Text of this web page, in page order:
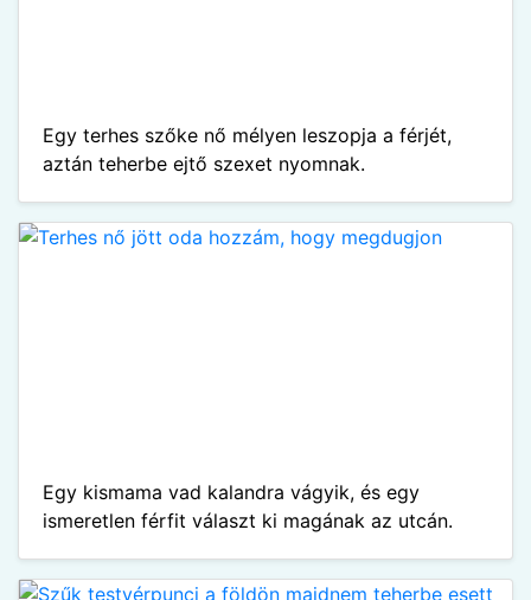
Egy terhes szőke nő mélyen leszopja a férjét,
aztán teherbe ejtő szexet nyomnak.
Egy kismama vad kalandra vágyik, és egy
ismeretlen férfit választ ki magának az utcán.